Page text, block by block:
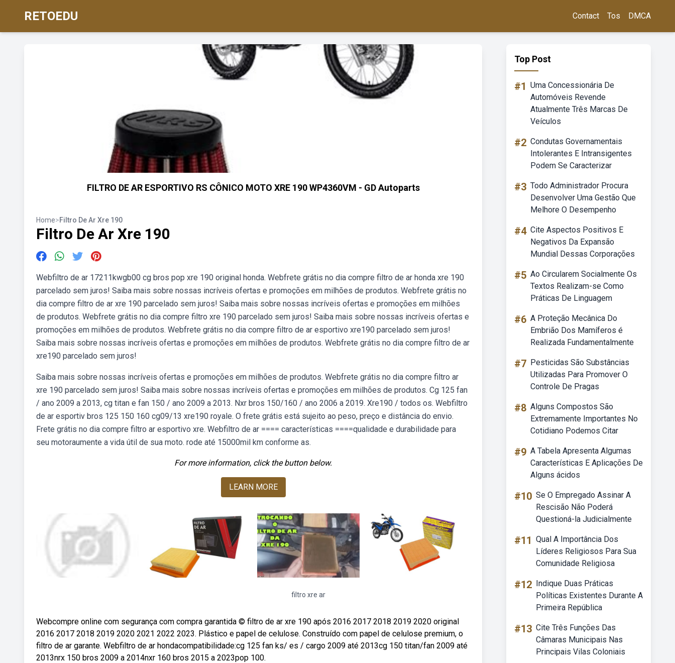
RETOEDU Contact Tos DMCA
FILTRO DE AR ESPORTIVO RS CÔNICO MOTO XRE 190 WP4360VM - GD Autoparts
Home>Filtro De Ar Xre 190
Filtro De Ar Xre 190
Webfiltro de ar 17211kwgb00 cg bros pop xre 190 original honda. Webfrete grátis no dia compre filtro de ar honda xre 190
parcelado sem juros! Saiba mais sobre nossas incríveis ofertas e promoções em milhões de produtos. Webfrete grátis no
dia compre filtro de ar xre 190 parcelado sem juros! Saiba mais sobre nossas incríveis ofertas e promoções em milhões
de produtos. Webfrete grátis no dia compre filtro xre 190 parcelado sem juros! Saiba mais sobre nossas incríveis ofertas e
promoções em milhões de produtos. Webfrete grátis no dia compre filtro de ar esportivo xre190 parcelado sem juros!
Saiba mais sobre nossas incríveis ofertas e promoções em milhões de produtos. Webfrete grátis no dia compre filtro de ar
xre190 parcelado sem juros!
Saiba mais sobre nossas incríveis ofertas e promoções em milhões de produtos. Webfrete grátis no dia compre filtro ar
xre 190 parcelado sem juros! Saiba mais sobre nossas incríveis ofertas e promoções em milhões de produtos. Cg 125 fan
/ ano 2009 a 2013, cg titan e fan 150 / ano 2009 a 2013. Nxr bros 150/160 / ano 2006 a 2019. Xre190 / todos os. Webfiltro
de ar esportiv bros 125 150 160 cg09/13 xre190 royale. O frete grátis está sujeito ao peso, preço e distância do envio.
Frete grátis no dia compre filtro ar esportivo xre. Webfiltro de ar ==== características ====qualidade e durabilidade para
seu motoraumente a vida útil de sua moto. rode até 15000mil km conforme as.
For more information, click the button below.
LEARN MORE
filtro xre ar
Webcompre online com segurança com compra garantida © filtro de ar xre 190 após 2016 2017 2018 2019 2020 original
2016 2017 2018 2019 2020 2021 2022 2023. Plástico e papel de celulose. Construído com papel de celulose premium, o
filtro de ar garante. Webfiltro de ar hondacompatibilidade:cg 125 fan ks/ es / cargo 2009 até 2013cg 150 titan/fan 2009 até
2013nrx 150 bros 2009 a 2014nxr 160 bros 2015 a 2023pop 100.
Top Post
#1 Uma Concessionária De
Automóveis Revende
Atualmente Três Marcas De
Veículos
#2 Condutas Governamentais
Intolerantes E Intransigentes
Podem Se Caracterizar
#3 Todo Administrador Procura
Desenvolver Uma Gestão Que
Melhore O Desempenho
#4 Cite Aspectos Positivos E
Negativos Da Expansão
Mundial Dessas Corporações
#5 Ao Circularem Socialmente Os
Textos Realizam-se Como
Práticas De Linguagem
#6 A Proteção Mecânica Do
Embrião Dos Mamíferos é
Realizada Fundamentalmente
#7 Pesticidas São Substâncias
Utilizadas Para Promover O
Controle De Pragas
#8 Alguns Compostos São
Extremamente Importantes No
Cotidiano Podemos Citar
#9 A Tabela Apresenta Algumas
Características E Aplicações De
Alguns ácidos
#10 Se O Empregado Assinar A
Rescisão Não Poderá
Questioná-la Judicialmente
#11 Qual A Importância Dos
Líderes Religiosos Para Sua
Comunidade Religiosa
#12 Indique Duas Práticas
Políticas Existentes Durante A
Primeira República
#13 Cite Três Funções Das
Câmaras Municipais Nas
Principais Vilas Coloniais